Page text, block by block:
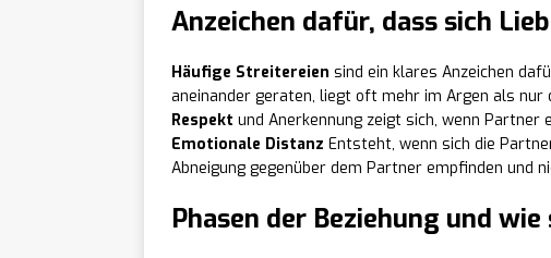
Anzeichen dafür, dass sich
Häufige Streitereien sind ein klares Anzeichen
aneinander geraten, liegt oft mehr im Argen als nur
Respekt und Anerkennung zeigt sich, wenn
Emotionale Distanz Entsteht, wenn sich die
Abneigung gegenüber dem Partner empfinden und
Phasen der Beziehung und